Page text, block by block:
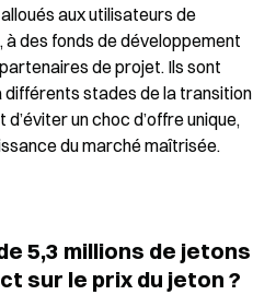
aux utilisateurs de
à des fonds de développement
de projet. Ils sont
stades de la transition
un choc d’offre unique,
du marché maîtrisée.
5,3 millions de jetons
sur le prix du jeton ?